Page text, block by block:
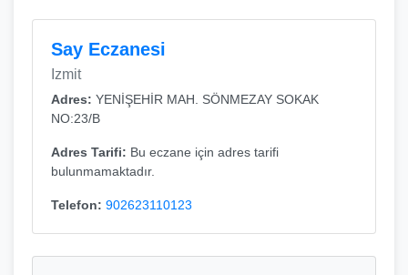
Say Eczanesi
Izmit
Adres: YENİŞEHİR MAH. SÖNMEZAY SOKAK
NO:23/B
Adres Tarifi: Bu eczane için adres tarifi
bulunmamaktadır.
Telefon: 902623110123